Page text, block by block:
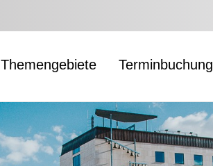
Themengebiete Terminbuchung